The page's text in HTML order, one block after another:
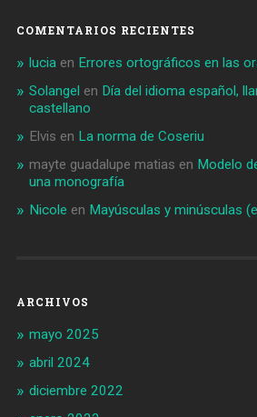
COMENTARIOS RECIENTES
luciaen Errores ortográficos en las
Solangel en Día del idioma español,
castellano
Elvis en La norma de Coseriu
mayte guadalupe matias en Modelo
una monografía
Nicole en Mayúsculas y minúsculas
ARCHIVOS
mayo 2025
abril 2024
diciembre 2022